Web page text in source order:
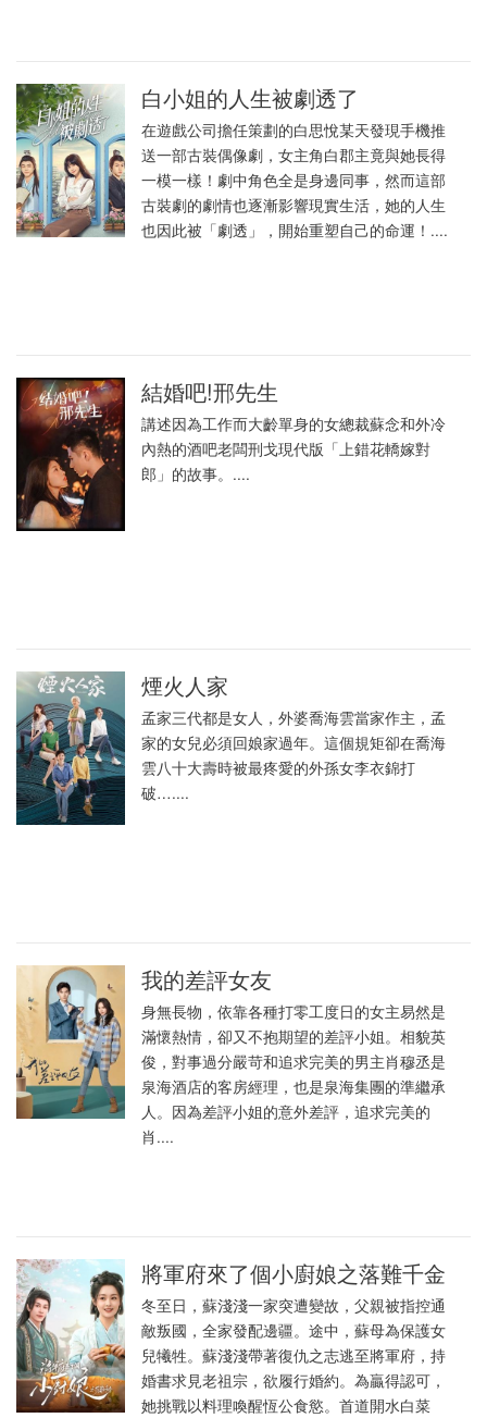
白小姐的人生被劇透了
在遊戲公司擔任策劃的白思悅某天發現手機推
送一部古裝偶像劇，女主角白郡主竟與她長得
一模一樣！劇中角色全是身邊同事，然而這部
古裝劇的劇情也逐漸影響現實生活，她的人生
也因此被「劇透」，開始重塑自己的命運！....
結婚吧!邢先生
講述因為工作而大齡單身的女總裁蘇念和外冷
內熱的酒吧老闆刑戈現代版「上錯花轎嫁對
郎」的故事。....
煙火人家
孟家三代都是女人，外婆喬海雲當家作主，孟
家的女兒必須回娘家過年。這個規矩卻在喬海
雲八十大壽時被最疼愛的外孫女李衣錦打
破…....
我的差評女友
身無長物，依靠各種打零工度日的女主易然是
滿懷熱情，卻又不抱期望的差評小姐。相貌英
俊，對事過分嚴苛和追求完美的男主肖穆丞是
泉海酒店的客房經理，也是泉海集團的準繼承
人。因為差評小姐的意外差評，追求完美的
肖....
將軍府來了個小廚娘之落難千金
冬至日，蘇淺淺一家突遭變故，父親被指控通
敵叛國，全家發配邊疆。途中，蘇母為保護女
兒犧牲。蘇淺淺帶著復仇之志逃至將軍府，持
婚書求見老祖宗，欲履行婚約。為贏得認可，
她挑戰以料理喚醒恆公食慾。首道開水白菜